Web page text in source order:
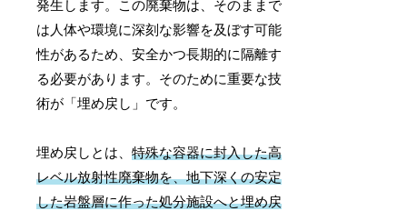
発生します。この廃棄物は、そのままで
は人体や環境に深刻な影響を及ぼす可能
性があるため、安全かつ長期的に隔離す
る必要があります。そのために重要な技
術が「埋め戻し」です。
埋め戻しとは、特殊な容器に封入した高
レベル放射性廃棄物を、地下深くの安定
した岩盤層に作った処分施設へと埋め戻